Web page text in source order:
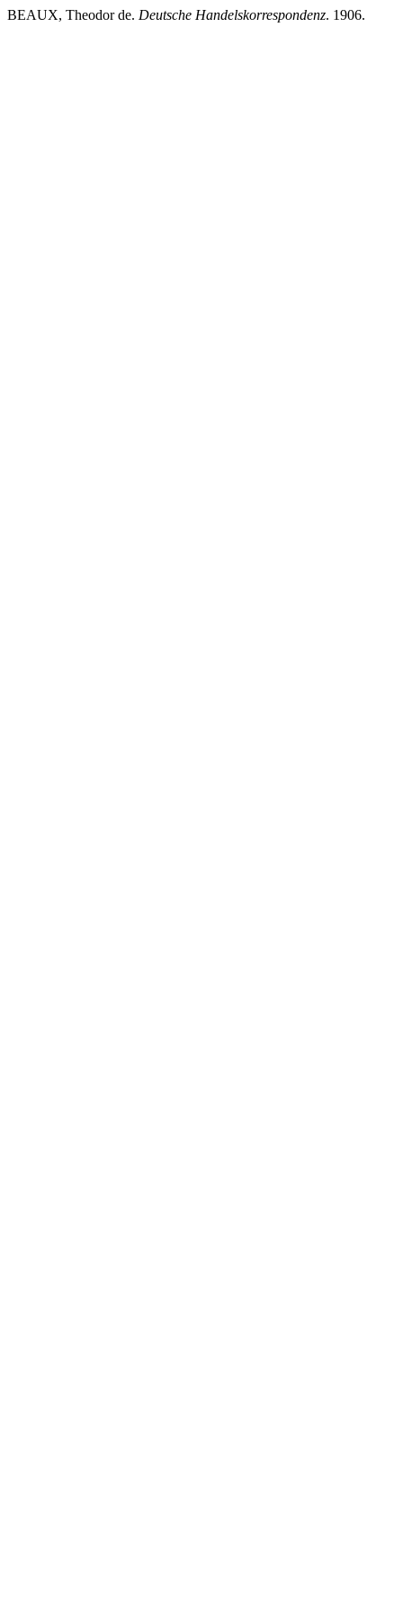
BEAUX, Theodor de. Deutsche Handelskorrespondenz. 1906.